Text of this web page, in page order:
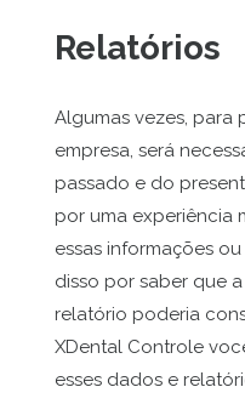
Relatórios
Algumas vezes, para
empresa, será
passado e do
por uma experiência
essas informações
disso por saber que
relatório poderia
XDental Controle
esses dados e